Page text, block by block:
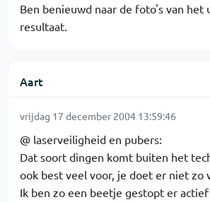
Ben benieuwd naar de foto's van het
resultaat.
Aart
vrijdag 17 december 2004 13:59:46
@ laserveiligheid en pubers:
Dat soort dingen komt buiten het
ook best veel voor, je doet er niet zo
Ik ben zo een beetje gestopt er